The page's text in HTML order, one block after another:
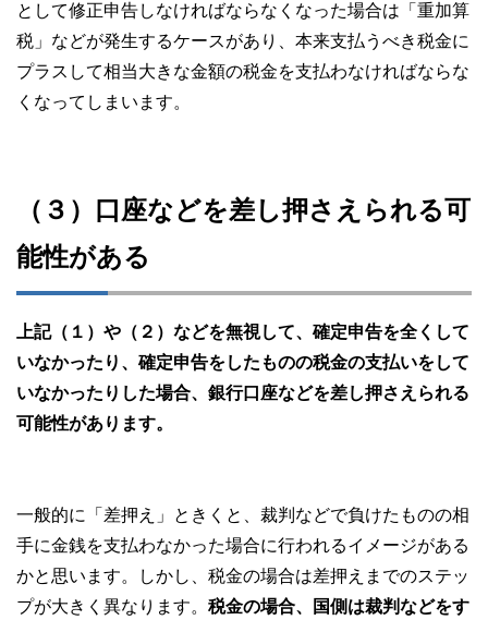
として修正申告しなければならなくなった場合は「重加算
税」などが発生するケースがあり、本来支払うべき税金に
プラスして相当大きな金額の税金を支払わなければならな
くなってしまいます。
（３）口座などを差し押さえられる可
能性がある
上記（１）や（２）などを無視して、確定申告を全くして
いなかったり、確定申告をしたものの税金の支払いをして
いなかったりした場合、銀行口座などを差し押さえられる
可能性があります。
一般的に「差押え」ときくと、裁判などで負けたものの相
手に金銭を支払わなかった場合に行われるイメージがある
かと思います。しかし、税金の場合は差押えまでのステッ
プが大きく異なります。 税金の場合、国側は裁判などをす